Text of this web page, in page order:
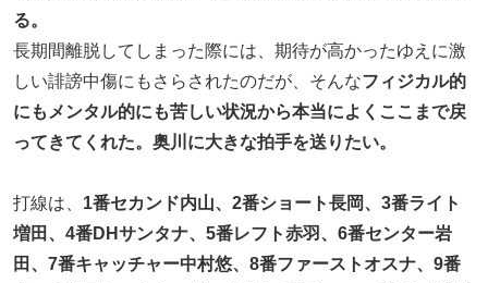
る。
長期間離脱してしまった際には、期待が高かったゆえに激
しい誹謗中傷にもさらされたのだが、そんなフィジカル的
にもメンタル的にも苦しい状況から本当によくここまで戻
ってきてくれた。奥川に大きな拍手を送りたい。
打線は、 1番セカンド内山、2番ショート長岡、3番ライト
増田、4番DHサンタナ、5番レフト赤羽、6番センター岩
田、7番キャッチャー中村悠、8番ファーストオスナ、9番